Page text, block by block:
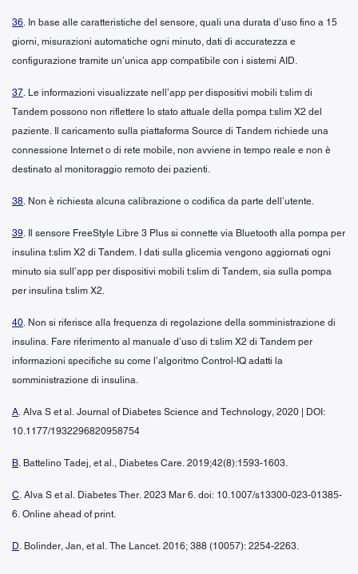
36. In base alle caratteristiche del sensore, quali una durata d’uso fino a 15
giorni, misurazioni automatiche ogni minuto, dati di accuratezza e
configurazione tramite un’unica app compatibile con i sistemi AID.
37. Le informazioni visualizzate nell’app per dispositivi mobili t:slim di
Tandem possono non riflettere lo stato attuale della pompa t:slim X2 del
paziente. Il caricamento sulla piattaforma Source di Tandem richiede una
connessione Internet o di rete mobile, non avviene in tempo reale e non è
destinato al monitoraggio remoto dei pazienti.
38. Non è richiesta alcuna calibrazione o codifica da parte dell’utente.
39. Il sensore FreeStyle Libre 3 Plus si connette via Bluetooth alla pompa per
insulina t:slim X2 di Tandem. I dati sulla glicemia vengono aggiornati ogni
minuto sia sull’app per dispositivi mobili t:slim di Tandem, sia sulla pompa
per insulina t:slim X2.
40. Non si riferisce alla frequenza di regolazione della somministrazione di
insulina. Fare riferimento al manuale d’uso di t:slim X2 di Tandem per
informazioni specifiche su come l’algoritmo Control-IQ adatti la
somministrazione di insulina.
A. Alva S et al. Journal of Diabetes Science and Technology, 2020 | DOI:
10.1177/1932296820958754
B. Battelino Tadej, et al., Diabetes Care. 2019;42(8):1593-1603.
C. Alva S et al. Diabetes Ther. 2023 Mar 6. doi: 10.1007/s13300-023-01385-
6. Online ahead of print.
D. Bolinder, Jan, et al. The Lancet. 2016; 388 (10057): 2254-2263.